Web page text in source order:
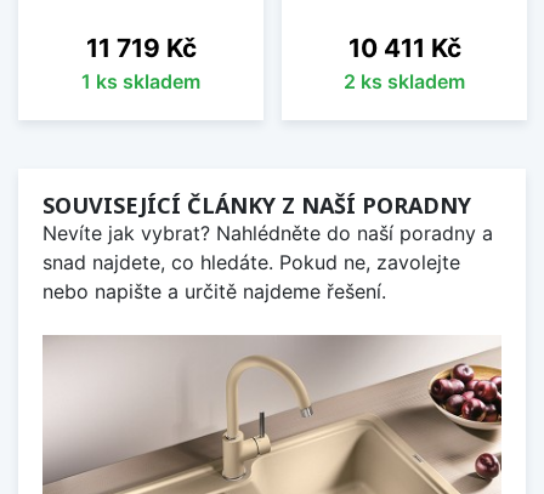
Cena
11 719 Kč
1 ks skladem
Cena
10 411 Kč
2 ks skladem
SOUVISEJÍCÍ ČLÁNKY Z NAŠÍ PORADNY
Nevíte jak vybrat? Nahlédněte do naší poradny a
snad najdete, co hledáte. Pokud ne, zavolejte
nebo napište a určitě najdeme řešení.